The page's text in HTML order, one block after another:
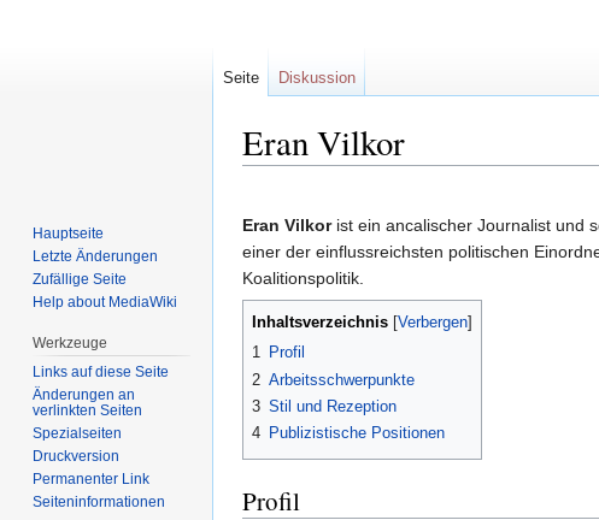
Eran Vilkor
Navigation
springen
Suche
springen
Eran Vilkorist ein ancalischer Journalist und
einer der einflussreichsten politischen
Koalitionspolitik.
Inhaltsverzeichnis
1 Profil
2 Arbeitsschwerpunkte
3 Stil und Rezeption
4 Publizistische Positionen
Profil
Seite Diskussion
Hauptseite
Letzte Änderungen
Zufällige Seite
Help about MediaWiki
Werkzeuge
Links auf diese Seite
Änderungen an
verlinkten Seiten
Spezialseiten
Druckversion
Permanenter Link
Seiten­informationen